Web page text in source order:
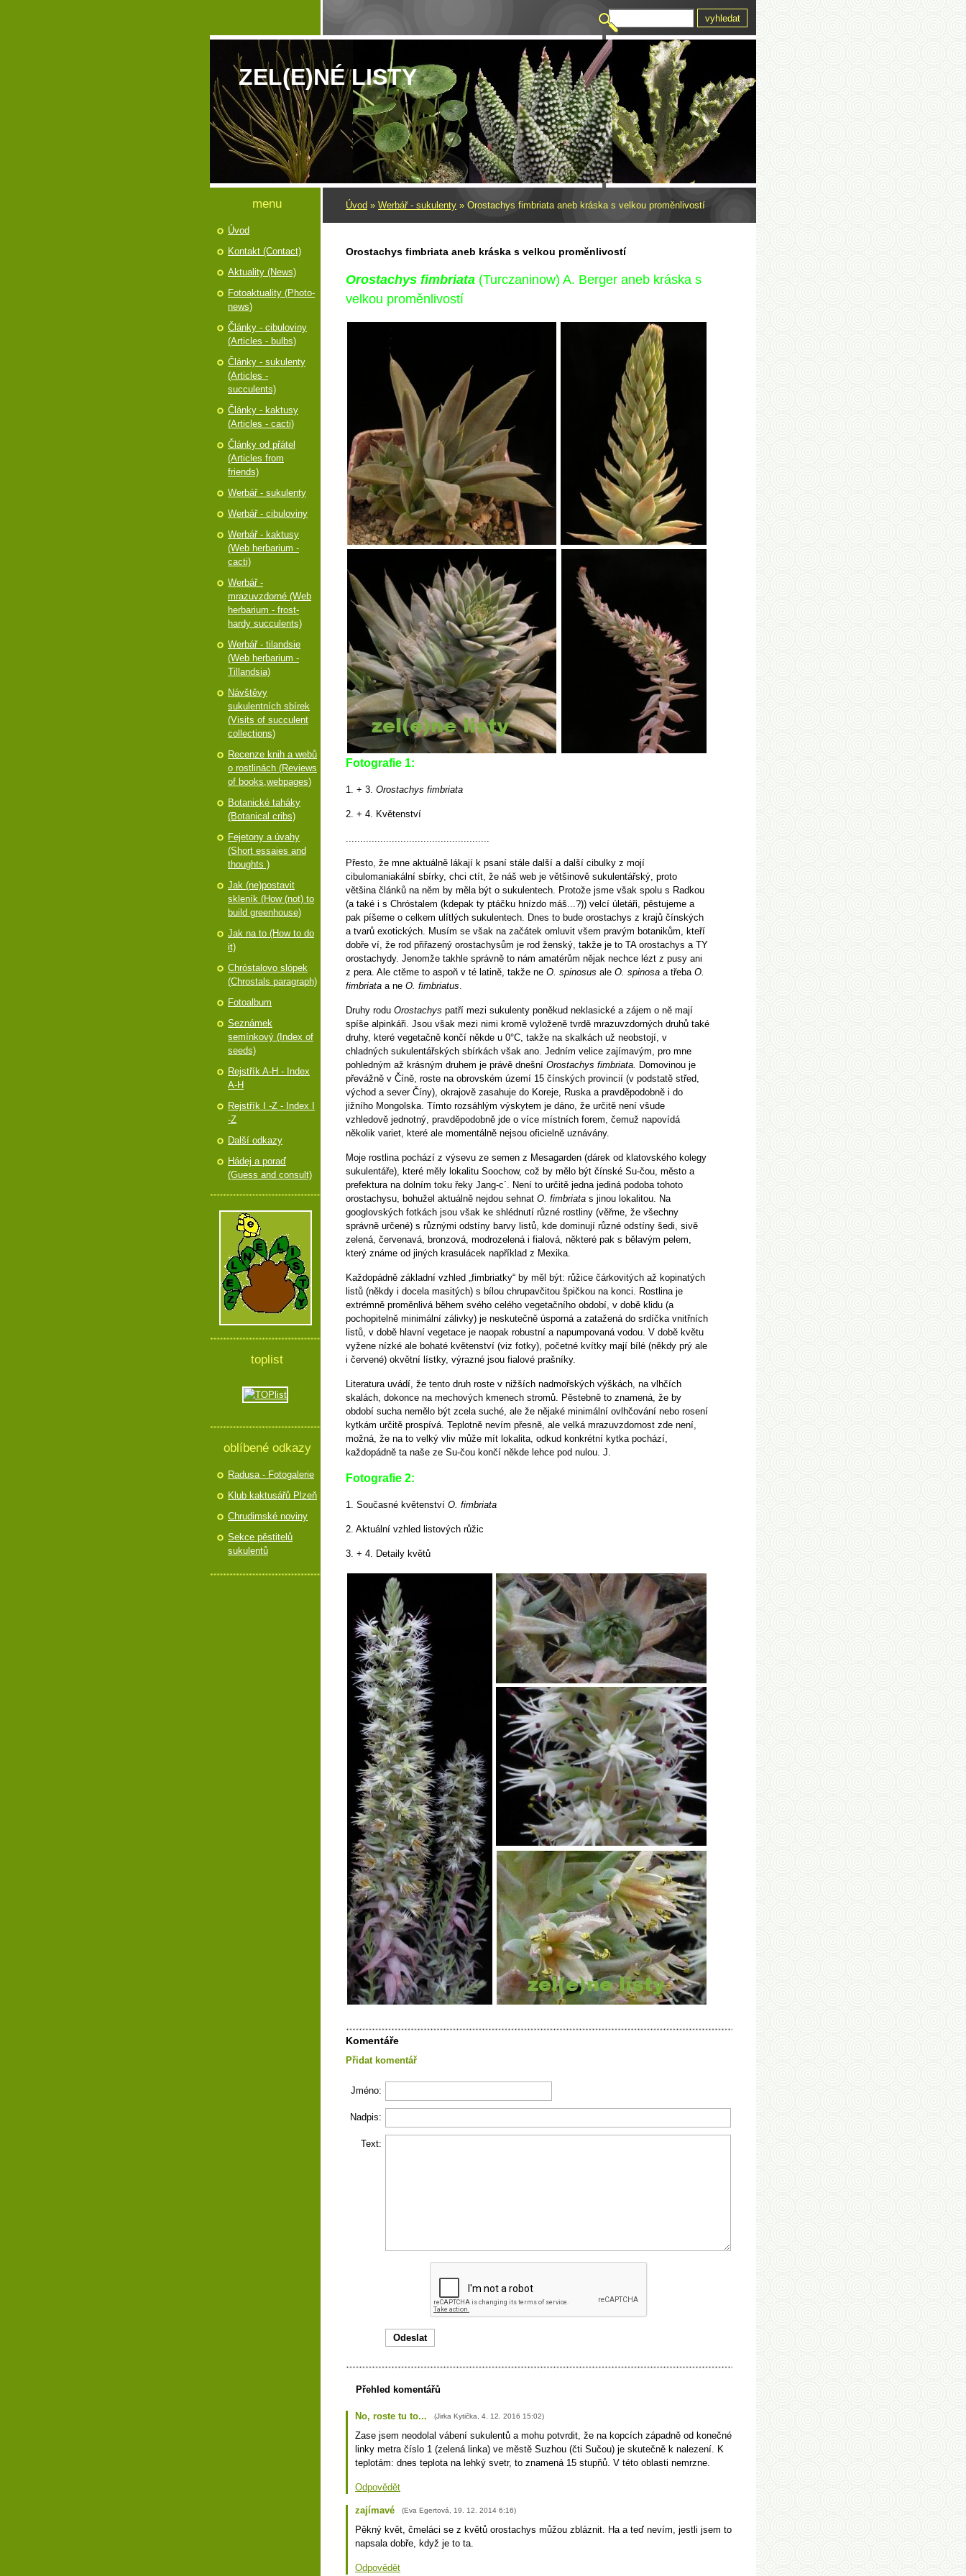
ZEL(E)NÉ LISTY
Úvod » Werbář - sukulenty » Orostachys fimbriata aneb kráska s velkou proměnlivostí
Orostachys fimbriata aneb kráska s velkou proměnlivostí
Orostachys fimbriata (Turczaninow) A. Berger aneb kráska s
velkou proměnlivostí
Fotografie 1:
1. + 3. Orostachys fimbriata
2. + 4. Květenství
..................................................
Přesto, že mne aktuálně lákají k psaní stále další a další cibulky z mojí
cibulomaniakální sbírky, chci ctít, že náš web je většinově sukulentářský, proto
většina článků na něm by měla být o sukulentech. Protože jsme však spolu s Radkou
(a také i s Chróstalem (kdepak ty ptáčku hnízdo máš...?)) velcí úletáři, pěstujeme a
pak píšeme o celkem ulítlých sukulentech. Dnes to bude orostachys z krajů čínských
a tvarů exotických. Musím se však na začátek omluvit všem pravým botanikům, kteří
dobře ví, že rod přiřazený orostachysům je rod ženský, takže je to TA orostachys a TY
orostachydy. Jenomže takhle správně to nám amatérům nějak nechce lézt z pusy ani
z pera. Ale ctěme to aspoň v té latině, takže ne O. spinosus ale O. spinosa a třeba O.
fimbriata a ne O. fimbriatus.
Druhy rodu Orostachys patří mezi sukulenty poněkud neklasické a zájem o ně mají
spíše alpinkáři. Jsou však mezi nimi kromě vyloženě tvrdě mrazuvzdorných druhů také
druhy, které vegetačně končí někde u 0°C, takže na skalkách už neobstojí, v
chladných sukulentářských sbírkách však ano. Jedním velice zajímavým, pro mne
pohledným až krásným druhem je právě dnešní Orostachys fimbriata. Domovinou je
převážně v Číně, roste na obrovském území 15 čínských provincií (v podstatě střed,
východ a sever Číny), okrajově zasahuje do Koreje, Ruska a pravděpodobně i do
jižního Mongolska. Tímto rozsáhlým výskytem je dáno, že určitě není všude
vzhledově jednotný, pravděpodobně jde o více místních forem, čemuž napovídá
několik variet, které ale momentálně nejsou oficielně uznávány.
Moje rostlina pochází z výsevu ze semen z Mesagarden (dárek od klatovského kolegy
sukulentáře), které měly lokalitu Soochow, což by mělo být čínské Su-čou, město a
prefektura na dolním toku řeky Jang-c´. Není to určitě jedna jediná podoba tohoto
orostachysu, bohužel aktuálně nejdou sehnat O. fimbriata s jinou lokalitou. Na
googlovských fotkách jsou však ke shlédnutí různé rostliny (věřme, že všechny
správně určené) s různými odstíny barvy listů, kde dominují různé odstíny šedi, sivě
zelená, červenavá, bronzová, modrozelená i fialová, některé pak s bělavým pelem,
který známe od jiných krasulácek například z Mexika.
Každopádně základní vzhled „fimbriatky“ by měl být: růžice čárkovitých až kopinatých
listů (někdy i docela masitých) s bílou chrupavčitou špičkou na konci. Rostlina je
extrémně proměnlivá během svého celého vegetačního období, v době klidu (a
pochopitelně minimální zálivky) je neskutečně úsporná a zatažená do srdíčka vnitřních
listů, v době hlavní vegetace je naopak robustní a napumpovaná vodou. V době květu
vyžene nízké ale bohaté květenství (viz fotky), početné kvítky mají bílé (někdy prý ale
i červené) okvětní lístky, výrazné jsou fialové prašníky.
Literatura uvádí, že tento druh roste v nižších nadmořských výškách, na vlhčích
skalách, dokonce na mechových kmenech stromů. Pěstebně to znamená, že by
období sucha nemělo být zcela suché, ale že nějaké minimální ovlhčování nebo rosení
kytkám určitě prospívá. Teplotně nevím přesně, ale velká mrazuvzdornost zde není,
možná, že na to velký vliv může mít lokalita, odkud konkrétní kytka pochází,
každopádně ta naše ze Su-čou končí někde lehce pod nulou. J.
Fotografie 2:
1. Současné květenství O. fimbriata
2. Aktuální vzhled listových růžic
3. + 4. Detaily květů
Komentáře
Přidat komentář
Jméno:
Nadpis:
Text:
Přehled komentářů
No, roste tu to... (Jirka Kytička 4. 12. 2016 15:02)
Zase jsem neodolal vábení sukulentů a mohu potvrdit, že na kopcích západně od konečné
linky metra číslo 1 (zelená linka) ve městě Suzhou (čti Sučou) je skutečně k nalezení. K
teplotám: dnes teplota na lehký svetr, to znamená 15 stupňů. V této oblasti nemrzne.
Odpovědět
zajímavé (Eva Egertová 19. 12. 2014 6:16)
Pěkný květ, čmeláci se z květů orostachys můžou zbláznit. Ha a teď nevím, jestli jsem to
napsala dobře, když je to ta.
Odpovědět
menu
Úvod
Kontakt (Contact)
Aktuality (News)
Fotoaktuality (Photo-
news)
Články - cibuloviny
(Articles - bulbs)
Články - sukulenty
(Articles -
succulents)
Články - kaktusy
(Articles - cacti)
Články od přátel
(Articles from
friends)
Werbář - sukulenty
Werbář - cibuloviny
Werbář - kaktusy
(Web herbarium -
cacti)
Werbář -
mrazuvzdorné (Web
herbarium - frost-
hardy succulents)
Werbář - tilandsie
(Web herbarium -
Tillandsia)
Návštěvy
sukulentních sbírek
(Visits of succulent
collections)
Recenze knih a webů
o rostlinách (Reviews
of books,webpages)
Botanické taháky
(Botanical cribs)
Fejetony a úvahy
(Short essaies and
thoughts )
Jak (ne)postavit
skleník (How (not) to
build greenhouse)
Jak na to (How to do
it)
Chróstalovo slópek
(Chrostals paragraph)
Fotoalbum
Seznámek
semínkový (Index of
seeds)
Rejstřík A-H - Index
A-H
Rejstřík I -Z - Index I
-Z
Další odkazy
Hádej a poraď
(Guess and consult)
toplist
oblíbené odkazy
Radusa - Fotogalerie
Klub kaktusářů Plzeň
Chrudimské noviny
Sekce pěstitelů
sukulentů